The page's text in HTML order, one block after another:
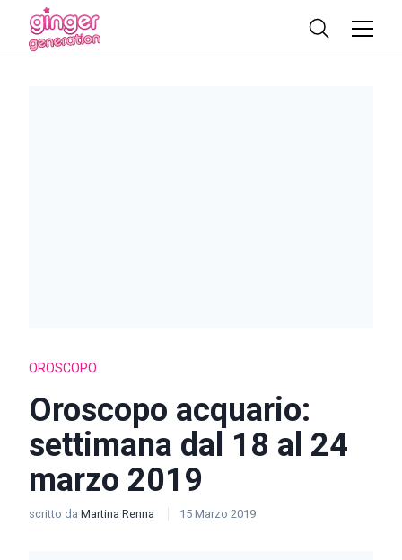
OROSCOPO
Oroscopo acquario:
settimana dal 18 al 24
marzo 2019
scritto da Martina Renna 15 Marzo 2019